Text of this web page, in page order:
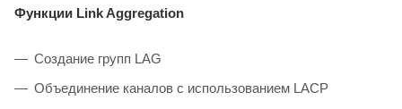
Функции Link Aggregation
Создание групп LAG
Объединение каналов с использованием LACP